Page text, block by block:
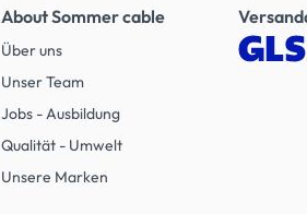
About Sommer cable
Über uns
Unser Team
Jobs - Ausbildung
Qualität - Umwelt
Unsere Marken